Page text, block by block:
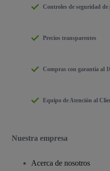
Controles de seguridad de
Precios transparentes
Compras con garantía al
Equipo de Atención al
Nuestra empresa
Acerca de nosotros